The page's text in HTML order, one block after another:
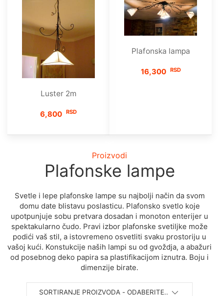
Luster 2m
6,800 RSD
Plafonska lampa
16,300 RSD
Proizvodi
Plafonske lampe
Svetle i lере plafonske lаmре su najbolji način da svom
domu date blistavu poslasticu. Plafonsko svetlo koje
upotpunjuje sobu pretvara dosadan i monoton enterijer u
spektakularno čudo. Pravi izbor plafonske svetiljke može
podići vaš stil, a istovremeno osvetliti svaku prostoriju u
vašoj kući. Konstukcije naših lampi su od gvoždja, a abažuri
od posebnog deko papira sa plastifikacijom iznutra. Boju i
dimenzije birate.
SORTIRANJE PROIZVODA - ODABERITE..